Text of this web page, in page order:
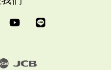
InstagramYouTube
Master